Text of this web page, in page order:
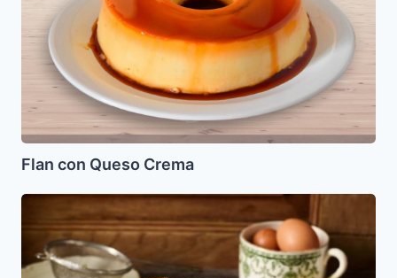
Flan con Queso Crema
Torta
manzanas
(ApfelKuchen)